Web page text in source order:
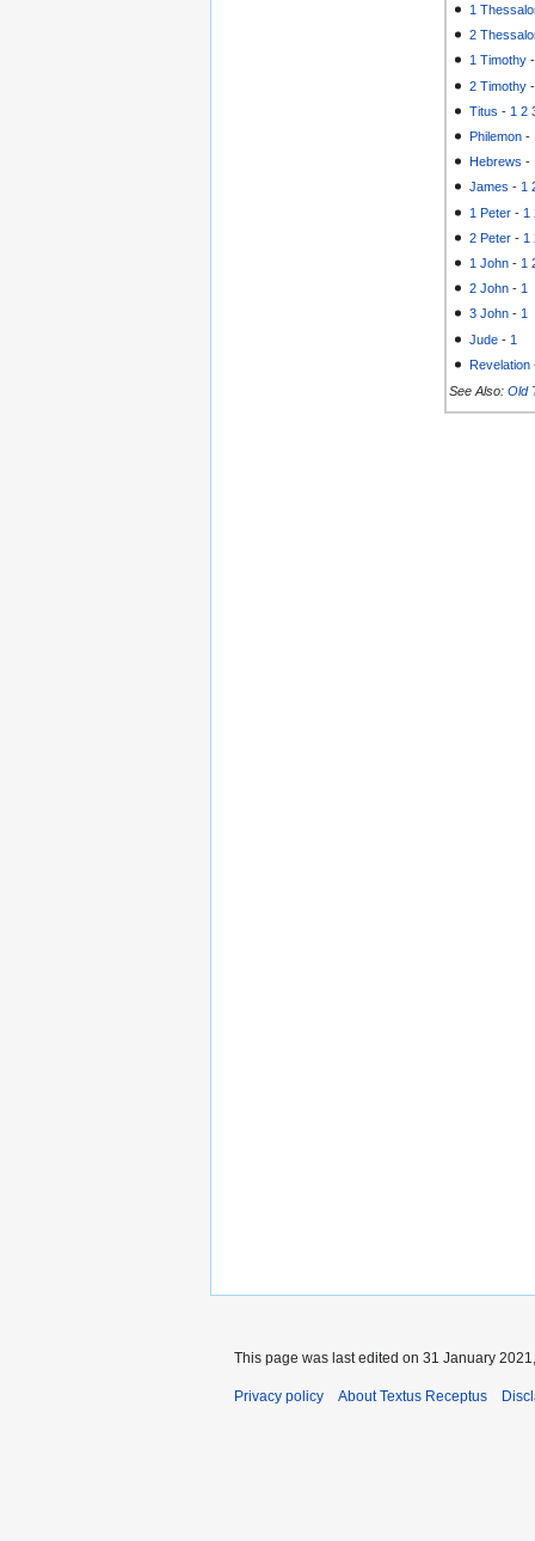
1
2
1 Timothy
2 Timothy
Titus - 1 2
Philemon -
Hebrews -
James -1
1 Peter - 1
2 Peter - 1
1 John - 1
2 John - 1
3 John -1
Jude - 1
Revelation
See Also: Old
This page was last edited on 31 January
Privacy policy About Textus Receptus